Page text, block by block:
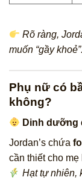
Rõ ràng,
muốn “gầy khoẻ”.
Phụ nữ có
không?
Dinh dưỡng
Jordan’s chứa
cần thiết cho mẹ
Hạt tự nhiên,